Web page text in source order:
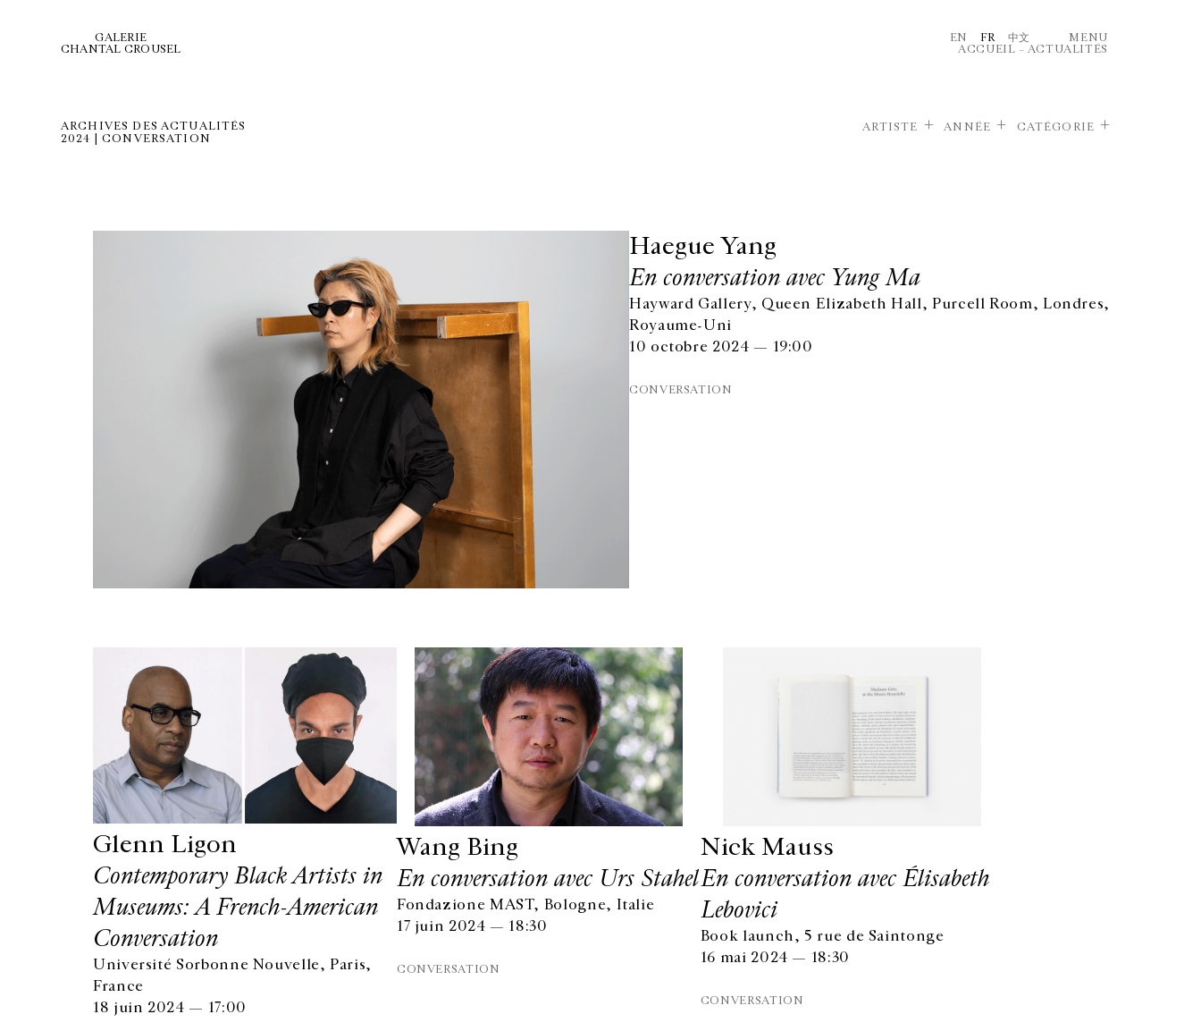
GALERIE
CHANTAL CROUSEL
EN FR 中文
MENU
ACCUEIL – ACTUALITÉS
ARCHIVES DES ACTUALITÉS
2024 | CONVERSATION
ARTISTE ANNÉE CATÉGORIE
Haegue Yang
En conversation avec Yung Ma
Hayward Gallery, Queen Elizabeth Hall, Purcell Room, Londres,
Royaume-Uni
10 octobre 2024 — 19:00
CONVERSATION
Glenn Ligon
Contemporary Black Artists in
Museums: A French-American
Conversation
Université Sorbonne Nouvelle, Paris,
France
18 juin 2024 — 17:00
Wang Bing
En conversation avec Urs Stahel
Fondazione MAST, Bologne, Italie
17 juin 2024 — 18:30
CONVERSATION
Nick Mauss
En conversation avec Élisabeth
Lebovici
Book launch, 5 rue de Saintonge
16 mai 2024 — 18:30
CONVERSATION